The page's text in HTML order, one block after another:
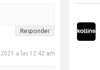
Responder
a las 12:42 am